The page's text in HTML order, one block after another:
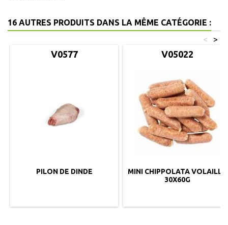
16 AUTRES PRODUITS DANS LA MÊME CATÉGORIE :
>
<
V0577
PILON DE DINDE
V05022
MINI CHIPPOLATA VOLAILLE
30X60G